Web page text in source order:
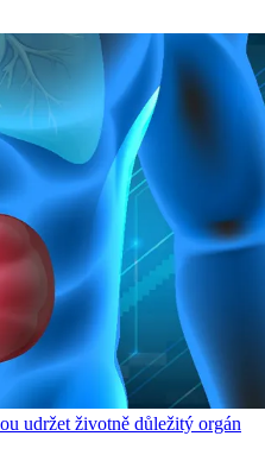
udržet životně důležitý orgán